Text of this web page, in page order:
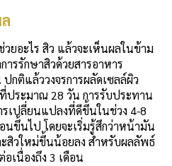
ยอะไร สิว แล้วจะเห็นผลในข้าม
ารรักษาสิวด้วยสารอาหาร
กติแล้ววงจรการผลัดเซลล์ผิว
ที่ประมาณ 28 วัน การรับประทาน
รเปลี่ยนแปลงที่ดีขึ้นในช่วง 4-8
ขึ้นไป โดยจะเริ่มรู้สึกว่าหน้ามัน
สิวใหม่ขึ้นน้อยลง สำหรับผลลัพธ์
เนื่องถึง 3 เดือน